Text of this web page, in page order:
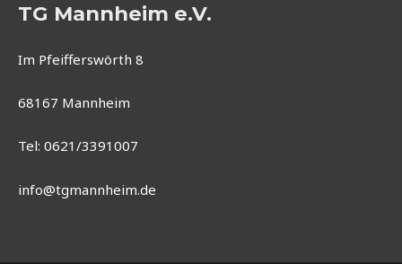
TG Mannheim e.V.
Im Pfeifferswörth 8
68167 Mannheim
Tel: 0621/3391007
info@tgmannheim.de